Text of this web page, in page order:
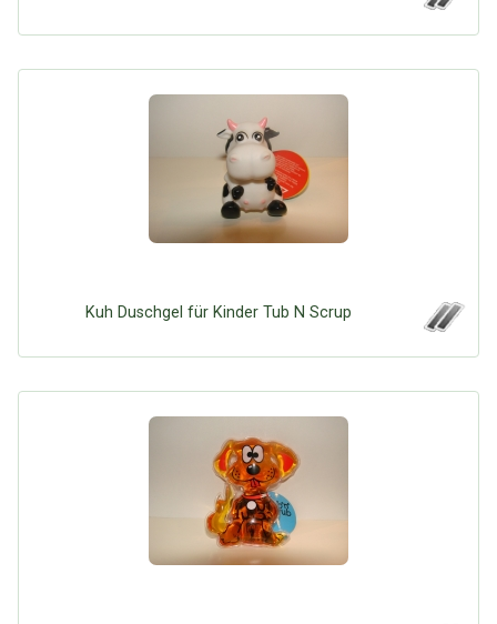
Mit Email Twitter
Google
Kuh Duschgel für Kinder Tub N Scrup